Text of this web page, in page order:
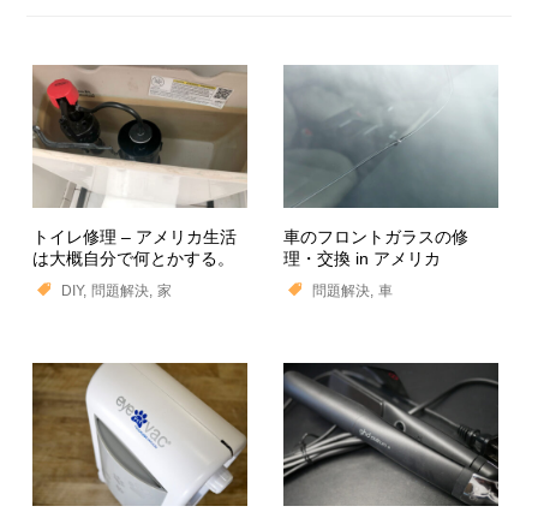
トイレ修理 – アメリカ生活
は大概自分で何とかする。
DIY 問題解決 家
車のフロントガラスの修
理・交換 in アメリカ
問題解決 車